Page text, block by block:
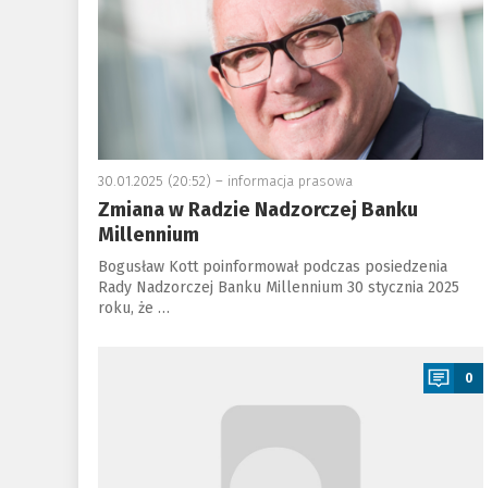
30.01.2025 (20:52) – informacja prasowa
Zmiana w Radzie Nadzorczej Banku
Millennium
Bogusław Kott poinformował podczas posiedzenia
Rady Nadzorczej Banku Millennium 30 stycznia 2025
roku, że …
0